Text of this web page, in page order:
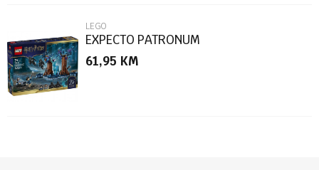
LEGO
EXPECTO PATRONUM
61,95 KM